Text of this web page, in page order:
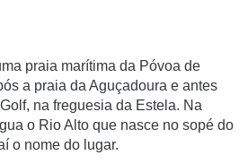
praia marí­tima da Póvoa de
a praia da Aguçadoura e antes
na freguesia da Estela. Na
o Rio Alto que nasce no sopé do
o nome do lugar.